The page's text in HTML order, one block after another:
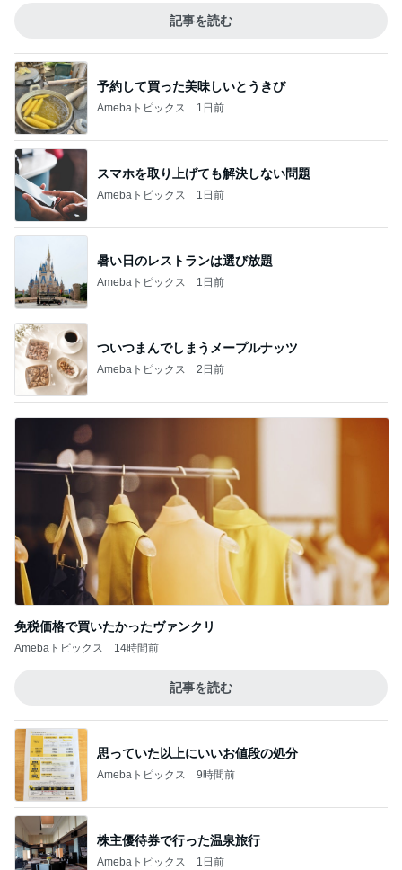
記事を読む
予約して買った美味しいとうきび
Amebaトピックス 1日前
スマホを取り上げても解決しない問題
Amebaトピックス 1日前
暑い日のレストランは選び放題
Amebaトピックス 1日前
ついつまんでしまうメープルナッツ
Amebaトピックス 2日前
免税価格で買いたかったヴァンクリ
Amebaトピックス 14時間前
記事を読む
思っていた以上にいいお値段の処分
Amebaトピックス 9時間前
株主優待券で行った温泉旅行
Amebaトピックス 1日前